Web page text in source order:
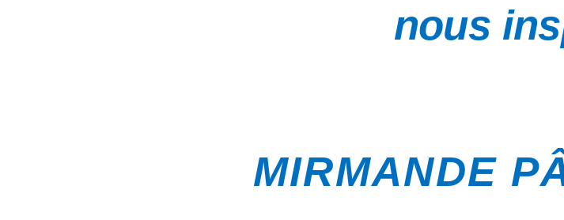
nous
MIRMANDE